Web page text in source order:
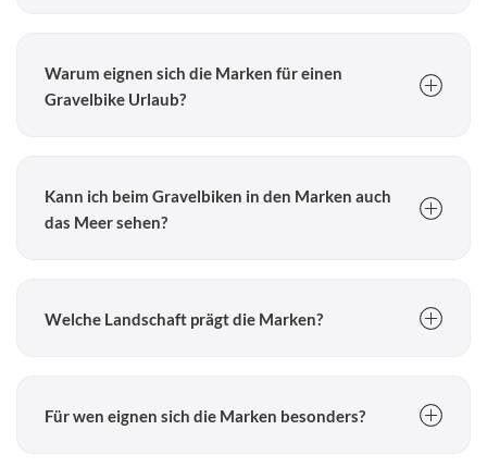
Hügellandschaften und wenig befahrene Wege aufeinander.
Warum eignen sich die Marken für einen
Gravelbike Urlaub?
Hinterland.
Kann ich beim Gravelbiken in den Marken auch
das Meer sehen?
Welche Landschaft prägt die Marken?
Für wen eignen sich die Marken besonders?